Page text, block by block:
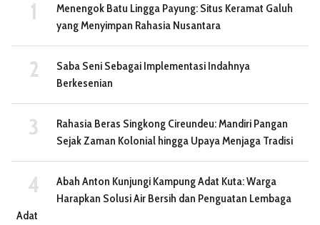
Menengok Batu Lingga Payung: Situs Keramat Galuh
yang Menyimpan Rahasia Nusantara
Saba Seni Sebagai Implementasi Indahnya
Berkesenian
Rahasia Beras Singkong Cireundeu: Mandiri Pangan
Sejak Zaman Kolonial hingga Upaya Menjaga Tradisi
Abah Anton Kunjungi Kampung Adat Kuta: Warga
Harapkan Solusi Air Bersih dan Penguatan Lembaga
Adat